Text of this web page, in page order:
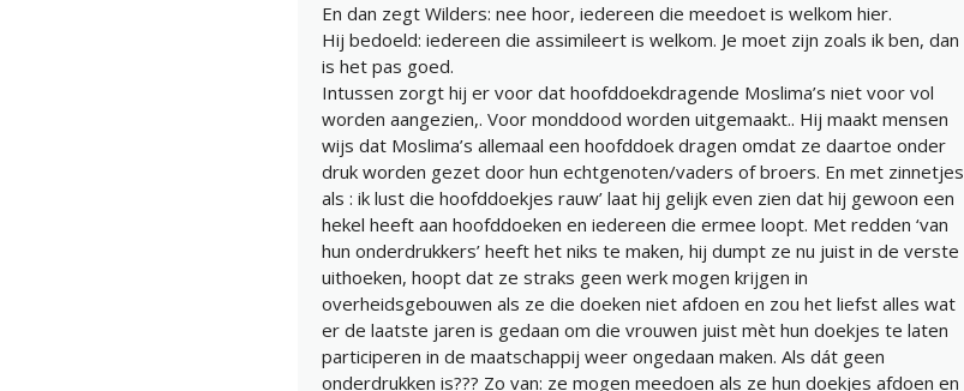
En dan zegt Wilders: nee hoor, iedereen die meedoet is welkom hier.
Hij bedoeld: iedereen die assimileert is welkom. Je moet zijn zoals ik ben, dan
is het pas goed.
Intussen zorgt hij er voor dat hoofddoekdragende Moslima’s niet voor vol
worden aangezien,. Voor monddood worden uitgemaakt.. Hij maakt mensen
wijs dat Moslima’s allemaal een hoofddoek dragen omdat ze daartoe onder
druk worden gezet door hun echtgenoten/vaders of broers. En met zinnetjes
als : ik lust die hoofddoekjes rauw’ laat hij gelijk even zien dat hij gewoon een
hekel heeft aan hoofddoeken en iedereen die ermee loopt. Met redden ‘van
hun onderdrukkers’ heeft het niks te maken, hij dumpt ze nu juist in de verste
uithoeken, hoopt dat ze straks geen werk mogen krijgen in
overheidsgebouwen als ze die doeken niet afdoen en zou het liefst alles wat
er de laatste jaren is gedaan om die vrouwen juist mèt hun doekjes te laten
participeren in de maatschappij weer ongedaan maken. Als dát geen
onderdrukken is??? Zo van: ze mogen meedoen als ze hun doekjes afdoen en